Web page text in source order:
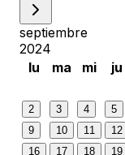
septiembre
2024
lu
ma mi ju
2
3 4 5
9
10 11 12
16
17 18 19